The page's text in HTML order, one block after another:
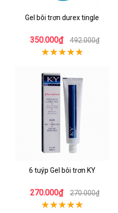
Gel bôi trơn durex tingle
350.000₫ 492.000₫
6 tuýp Gel bôi trơn KY
270.000₫ 270.000₫